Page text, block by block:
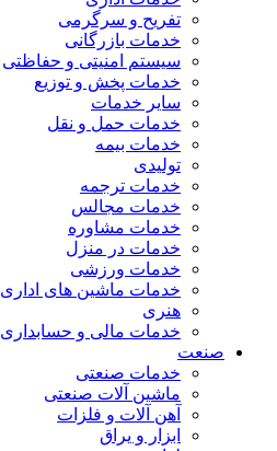
تفریح و سرگرمی
خدمات بازرگانی
سیستم امنیتی و حفاظتی
خدمات پخش و توزیع
سایر خدمات
خدمات حمل و نقل
خدمات بیمه
تولیدی
خدمات ترجمه
خدمات مجالس
خدمات مشاوره
خدمات در منزل
خدمات ورزشی
خدمات ماشین های اداری
هنری
خدمات مالی و حسابداری
صنعت
خدمات صنعتی
ماشین آلات صنعتی
آهن آلات و فلزات
ابزار و یراق